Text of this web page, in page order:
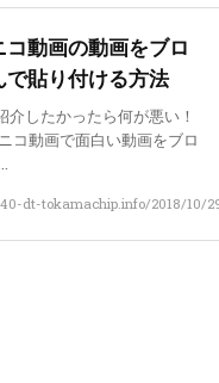
動画の動画をブロ
で貼り付ける方法
介したかったら何が悪い！
コ動画で面白い動画をブロ
dt-tokamachip.info/2018/10/